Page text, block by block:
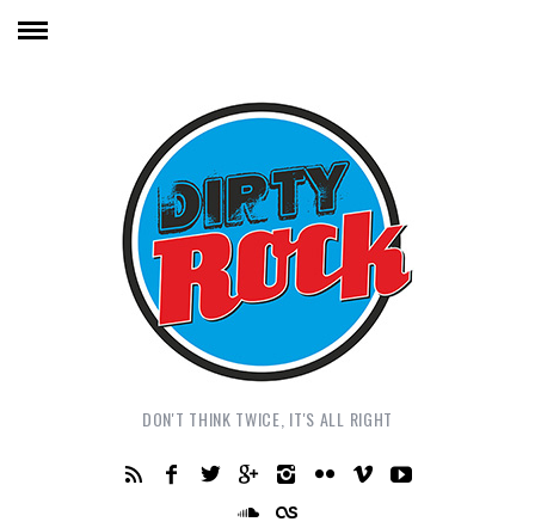
DON'T THINK TWICE, IT'S ALL RIGHT